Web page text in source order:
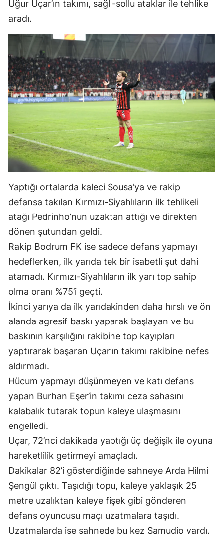
Manisa
Kahramanmaraş
Mardin
Muğla
Nevşehir
Niğde
Rize
Sakarya
Siirt
Sinop
Sivas
Tekirdağ
Tokat
Tunceli
Şanlıurfa
Van
Zonguldak
Aksaray
Bayburt
Uğur Uçar’ın takımı, sağlı-sollu ataklar ile tehlike
aradı.
Yaptığı ortalarda kaleci Sousa’ya ve rakip
defansa takılan Kırmızı-Siyahlıların ilk tehlikeli
atağı Pedrinho’nun uzaktan attığı ve direkten
dönen şutundan geldi.
Rakip Bodrum FK ise sadece defans yapmayı
hedeflerken, ilk yarıda tek bir isabetli şut dahi
atamadı. Kırmızı-Siyahlıların ilk yarı top sahip
olma oranı %75’i geçti.
İkinci yarıya da ilk yarıdakinden daha hırslı ve ön
alanda agresif baskı yaparak başlayan ve bu
baskının karşılığını rakibine top kayıpları
yaptırarak başaran Uçar’ın takımı rakibine nefes
aldırmadı.
Hücum yapmayı düşünmeyen ve katı defans
yapan Burhan Eşer’in takımı ceza sahasını
kalabalık tutarak topun kaleye ulaşmasını
engelledi.
Uçar, 72’nci dakikada yaptığı üç değişik ile oyuna
hareketlilik getirmeyi amaçladı.
Dakikalar 82’i gösterdiğinde sahneye Arda Hilmi
Şengül çıktı. Taşıdığı topu, kaleye yaklaşık 25
metre uzalıktan kaleye fişek gibi gönderen
defans oyuncusu maçı uzatmalara taşıdı.
Uzatmalarda ise sahnede bu kez Samudio vardı.